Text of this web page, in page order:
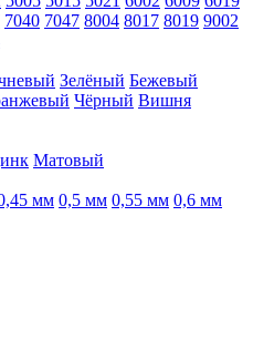
7040 7047 8004 8017 8019 9002
Зелёный Бежевый
Чёрный Вишня
Матовый
мм 0,5 мм 0,55 мм 0,6 мм